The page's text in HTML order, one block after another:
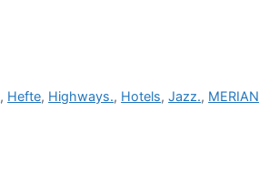
, Hefte, Highways., Hotels,Jazz., MERIAN